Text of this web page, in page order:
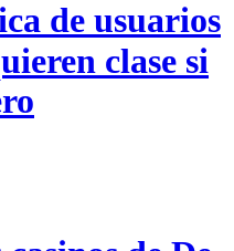
de usuarios
clase si